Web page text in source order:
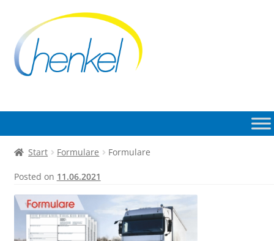
Navigation
springen
Inhalt
springen
Start Formulare Formulare
Posted on 11.06.2021